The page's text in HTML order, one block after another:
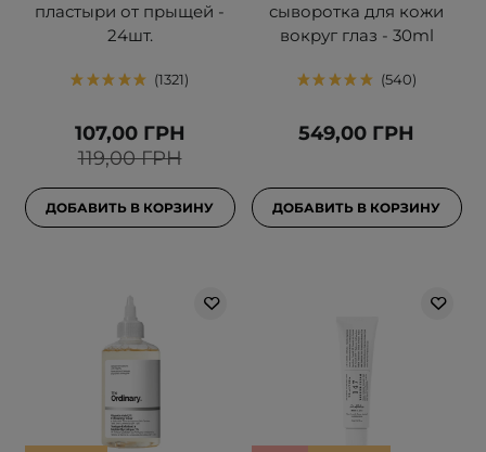
пластыри от прыщей -
24шт.
1321
119,00 ГРН
107,00 ГРН
ДОБАВИТЬ В КОРЗИНУ
сыворотка для кожи
вокруг глаз - 30ml
540
549,00 ГРН
ДОБАВИТЬ В КОРЗИНУ